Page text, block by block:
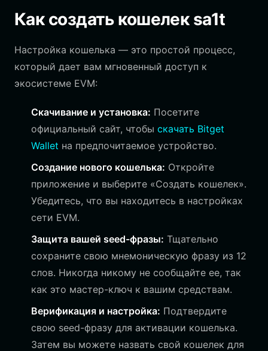
Как создать кошелек sa1t
Настройка кошелька — это простой процесс,
который дает вам мгновенный доступ к
экосистеме EVM:
Скачивание и установка: Посетите
официальный сайт, чтобы скачать Bitget
Wallet на предпочитаемое устройство.
Создание нового кошелька: Откройте
приложение и выберите «Создать кошелек».
Убедитесь, что вы находитесь в настройках
сети EVM.
Защита вашей seed-фразы: Тщательно
сохраните свою мнемоническую фразу из 12
слов. Никогда никому не сообщайте ее, так
как это мастер-ключ к вашим средствам.
Верификация и настройка: Подтвердите
свою seed-фразу для активации кошелька.
Затем вы можете назвать свой кошелек для